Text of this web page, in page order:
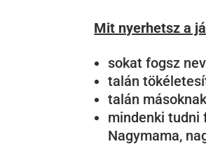
Mit nyerhetsz a
sokat fogsz
talán
talán
mindenki tudni
Nagymama,